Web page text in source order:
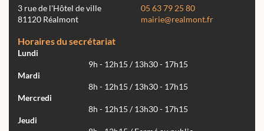
3 rue de l'Hôtel de ville
81120 Réalmont
05 63 79 25 80
mairie@realmont.fr
Horaires du secrétariat
Lundi
9h - 12h15 / 13h30 - 17h15
Mardi
8h - 12h15 / 13h30 - 17h15
Mercredi
8h - 12h15 / 13h30 - 17h15
Jeudi